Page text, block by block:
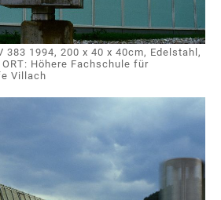
383 1994, 200 x 40 x 40cm, Edelstahl,
Höhere Fachschule für
Villach